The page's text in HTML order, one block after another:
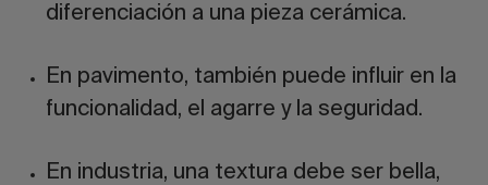
diferenciación a una pieza cerámica.
En pavimento, también puede influir en la
funcionalidad, el agarre y la seguridad.
En industria, una textura debe ser bella,